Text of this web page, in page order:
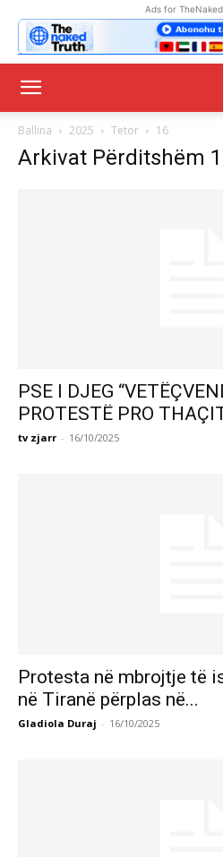
Ads for
Ballina 2025 Tetor 16
Arkivat Përditshëm
PSE I DJEG
PROTESTË PRO
tv zjarr - 16/10/2025
Protesta në mbrojtje të
në Tiranë përplas në...
Gladiola Duraj - 16/10/2025